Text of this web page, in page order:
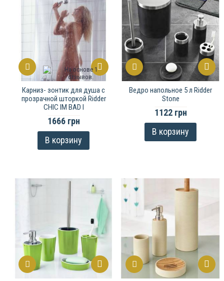
Карниз- зонтик для душа с
прозрачной шторкой Ridder
CHIC IM BAD I
1666 грн
В корзину
Ведро напольное 5 л Ridder
Stone
1122 грн
В корзину